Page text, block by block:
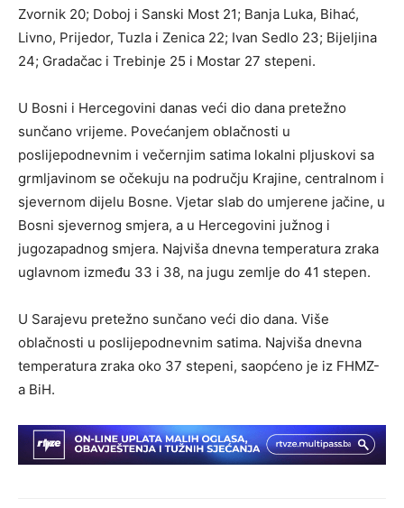
Zvornik 20; Doboj i Sanski Most 21; Banja Luka, Bihać,
Livno, Prijedor, Tuzla i Zenica 22; Ivan Sedlo 23; Bijeljina
24; Gradačac i Trebinje 25 i Mostar 27 stepeni.
U Bosni i Hercegovini danas veći dio dana pretežno
sunčano vrijeme. Povećanjem oblačnosti u
poslijepodnevnim i večernjim satima lokalni pljuskovi sa
grmljavinom se očekuju na području Krajine, centralnom i
sjevernom dijelu Bosne. Vjetar slab do umjerene jačine, u
Bosni sjevernog smjera, a u Hercegovini južnog i
jugozapadnog smjera. Najviša dnevna temperatura zraka
uglavnom između 33 i 38, na jugu zemlje do 41 stepen.
U Sarajevu pretežno sunčano veći dio dana. Više
oblačnosti u poslijepodnevnim satima. Najviša dnevna
temperatura zraka oko 37 stepeni, saopćeno je iz FHMZ-
a BiH.